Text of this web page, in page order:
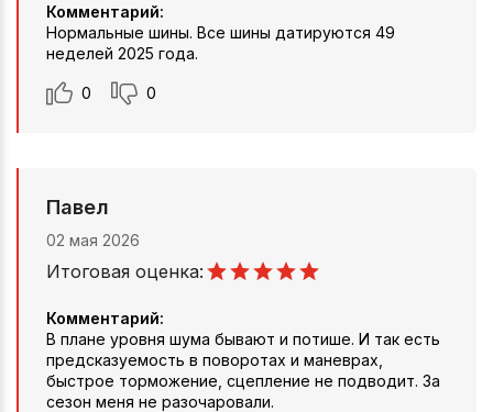
Комментарий:
Нормальные шины. Все шины датируются 49
неделей 2025 года.
0 0
Павел
02 мая 2026
Итоговая оценка:
Комментарий:
В плане уровня шума бывают и потише. И так есть
предсказуемость в поворотах и маневрах,
быстрое торможение, сцепление не подводит. За
сезон меня не разочаровали.